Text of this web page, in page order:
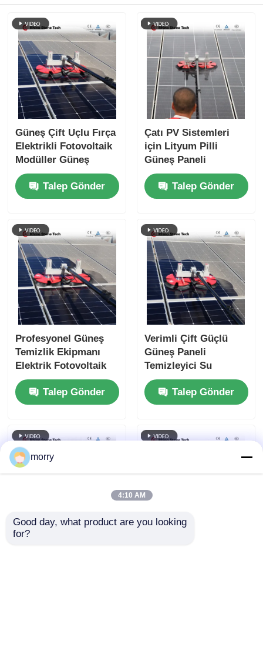
Güneş Çift Uçlu Fırça
Elektrikli Fotovoltaik
Modüller Güneş
Paneli Temizleme
Sistemi Araçları ile
Temizleme Robotu
Talep Gönder
Çatı PV Sistemleri
için Lityum Pilli
Güneş Paneli
Temizleme Çift Döner
Fırça ve Teleskopik
Direk
Talep Gönder
Profesyonel Güneş
Temizlik Ekipmanı
Elektrik Fotovoltaik
Panel Temizlik Döner
fırça Talep Gönder
Verimli Çift Güçlü
Güneş Paneli
Temizleyici Su
Beslenmiş Çubuk
Dönüştürme Temizlik
fırçası
Talep Gönder
morry
4:10 AM
Good day, what product are you looking
for?